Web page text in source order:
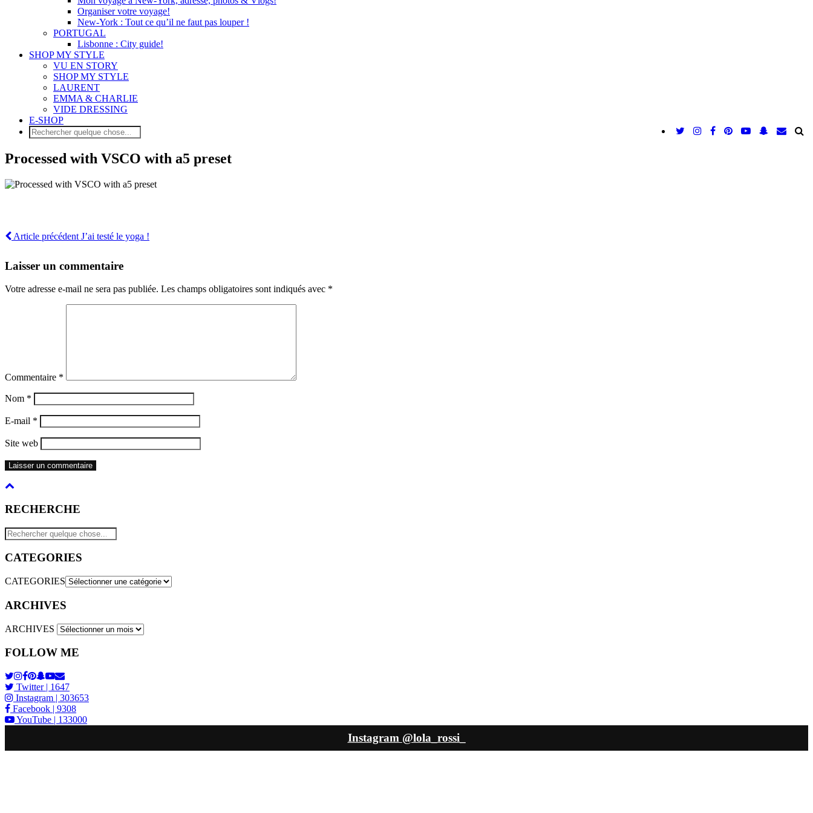
Organiser votre voyage!
New-York : Tout ce qu’il ne faut pas louper !
PORTUGAL
Lisbonne : City guide!
SHOP MY STYLE
VU EN STORY
SHOP MY STYLE
LAURENT
EMMA & CHARLIE
VIDE DRESSING
E-SHOP
Processed with VSCO with a5 preset
Article précédent J’ai testé le yoga !
Laisser un commentaire
Votre adresse e-mail ne sera pas publiée. Les champs obligatoires sont indiqués avec *
Commentaire *
Nom *
E-mail *
Site web
RECHERCHE
CATEGORIES
CATEGORIES
ARCHIVES
ARCHIVES
FOLLOW ME
Twitter| 1647
Instagram | 303653
Facebook | 9308
YouTube | 133000
Instagram @lola_rossi_